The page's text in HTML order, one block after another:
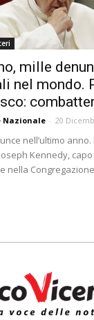
mille
nel mondo.
Nazionale - 20
nell’ultimo anno.
Kennedy,
nella